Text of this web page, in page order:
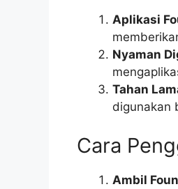
Aplikasi
Nyaman
Tahan
digunakan
Cara
Ambil